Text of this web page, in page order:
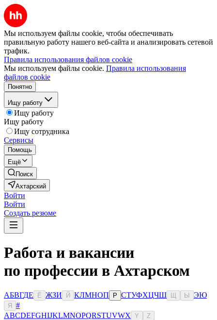
Мы используем файлы cookie, чтобы обеспечивать
правильную работу нашего веб-сайта и анализировать сетевой
трафик.
Правила использования файлов cookie
Мы используем файлы cookie. Правила использования
файлов cookie
Понятно
Ищу работу
Ищу работу
Ищу работу
Ищу сотрудника
Сервисы
Помощь
Ещё
Поиск
Ахтарский
Войти
Войти
Создать резюме
Работа и вакансии
по профессии в Ахтарском
АБВГДЕ Ё ЖЗИ Й КЛМНОП Р СТУФХЦЧШ Ы ЭЮ
Я
#
ABCDEFGHIJKLMNOPQRSTUVWX Y Z